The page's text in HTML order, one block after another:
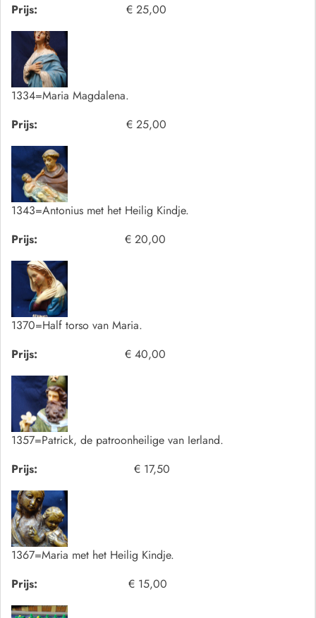
Prijs:
€ 25,00
1334=Maria Magdalena.
Prijs:
€ 25,00
1343=Antonius met het Heilig Kindje.
Prijs:
€ 20,00
1370=Half torso van Maria.
Prijs:
€ 40,00
1357=Patrick, de patroonheilige van Ierland.
Prijs:
€ 17,50
1367=Maria met het Heilig Kindje.
Prijs:
€ 15,00